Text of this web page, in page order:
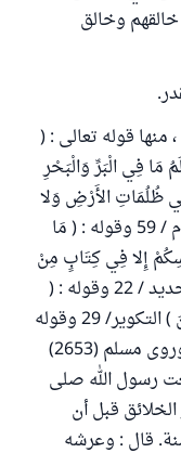
خالقهم وخالق
منها قوله تعالى : (
مَا فِي الْبَرِّ وَالْبَحْرِ
ظُلُمَاتِ الأَرْضِ وَلا
رَطْبٍ وَلا يَابِسٍ إِلا فِي كِتَابٍ مُبِينٍ) الأنعام / 59 وقوله : ( مَا
إِلا فِي كِتَابٍ مِنْ
قَبْلِ أَنْ نَبْرَأَهَا إِنَّ ذَلِكَ عَلَى اللَّهِ يَسِيرٌ ) الحديد / 22 وقوله : (
وَمَا تَشَاءُونَ إِلا أَنْ يَشَاءَ اللَّهُ رَبُّ الْعَالَمِينَ ) التكوير/ 29 وقوله
: ( إِنَّا كُلَّ شَيْءٍ خَلَقْنَاهُ بِقَدَرٍ ) القمر / 49 وروى مسلم (2653)
رسول الله صلى
قبل أن
قال : وعرشه